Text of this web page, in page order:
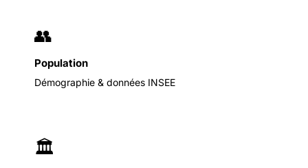
👥
Population
Démographie & données INSEE
🏛️